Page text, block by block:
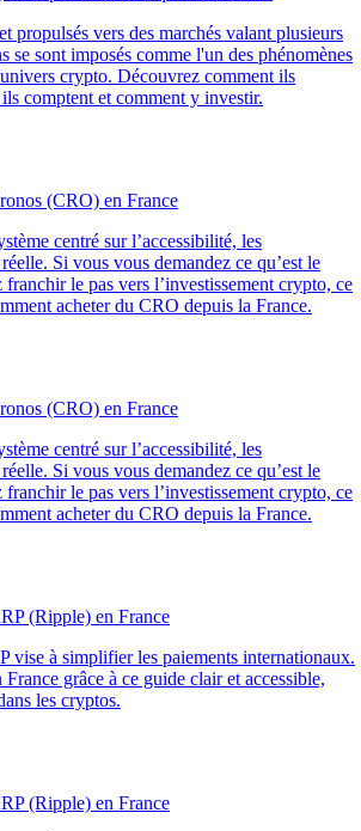
propulsés vers des marchés valant plusieurs
se sont imposés comme l'un des phénomènes
crypto. Découvrez comment ils
comptent et comment y investir.
(CRO) en France
centré sur l’accessibilité, les
Si vous vous demandez ce qu’est le
le pas vers l’investissement crypto, ce
acheter du CRO depuis la France.
(CRO) en France
centré sur l’accessibilité, les
Si vous vous demandez ce qu’est le
le pas vers l’investissement crypto, ce
acheter du CRO depuis la France.
(Ripple) en France
vise à simplifier les paiements internationaux.
grâce à ce guide clair et accessible,
les cryptos.
(Ripple) en France